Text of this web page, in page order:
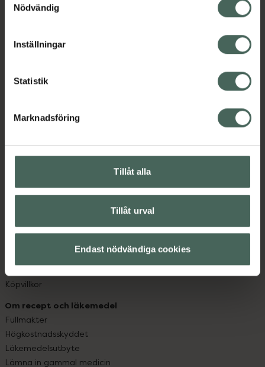
återkalla ditt samtycke via webbplatsens
cookieinställningar. Ett återkallat samtycke påverkar inte
lagligheten av behandling som skett innan återkallelsen.
Nödvändig
Inställningar
Statistik
Marknadsföring
Tillåt alla
Tillåt urval
Endast nödvändiga cookies
syd till Lappland i norr, och online i mobilen och på
hjälpa just dig att må lite bättre. Välkommen att prata
med oss.
Kundservice
Hitta apotek
Leverans, betalning och retur
Sajtens tillgänglighet
App
Köpvillkor
Om recept och läkemedel
Fullmakter
Högkostnadsskyddet
Läkemedelsutbyte
Lämna in gammal medicin